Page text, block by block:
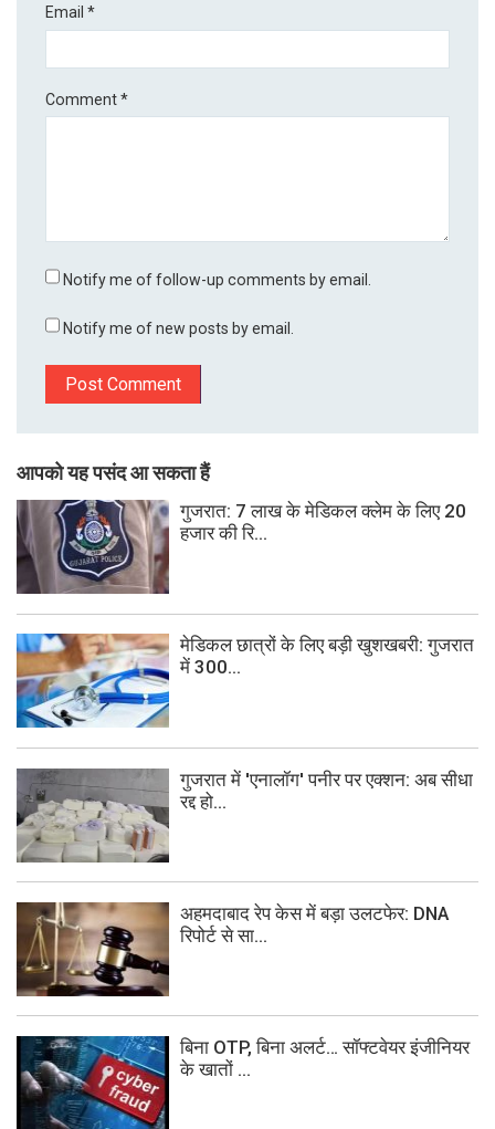
Email*
Comment*
Notify me of follow-up comments by email.
Notify me of new posts by email.
आपको यह पसंद आ सकता हैं
गुजरात: 7 लाख के मेडिकल क्लेम के लिए 20
हजार की रि...
मेडिकल छात्रों के लिए बड़ी खुशखबरी: गुजरात
में 300...
गुजरात में 'एनालॉग' पनीर पर एक्शन: अब सीधा
रद्द हो...
अहमदाबाद रेप केस में बड़ा उलटफेर: DNA
रिपोर्ट से सा...
बिना OTP, बिना अलर्ट… सॉफ्टवेयर इंजीनियर
के खातों ...